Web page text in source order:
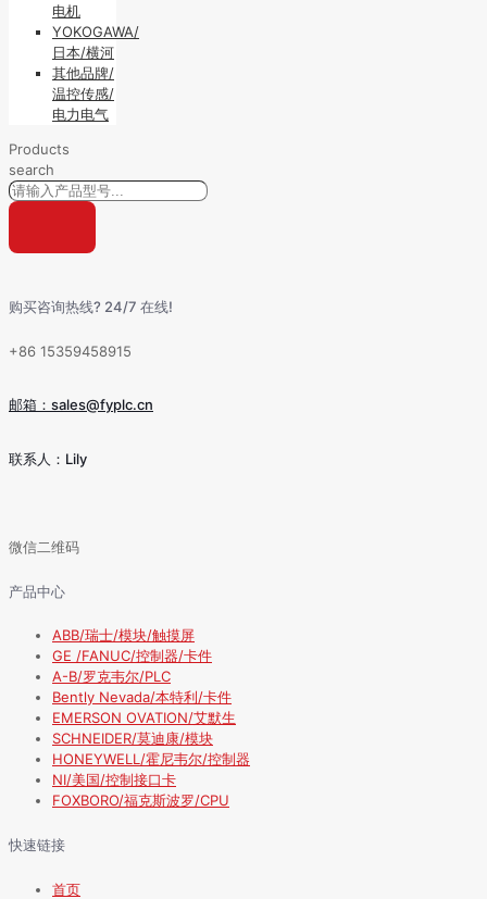
电机
YOKOGAWA/
日本/横河
其他品牌/
温控传感/
电力电气
Products
search
购买咨询热线? 24/7 在线!
+86 15359458915
邮箱：sales@fyplc.cn
联系人：Lily
微信二维码
产品中心
ABB/瑞士/模块/触摸屏
GE /FANUC/控制器/卡件
A-B/罗克韦尔/PLC
Bently Nevada/本特利/卡件
EMERSON OVATION/艾默生
SCHNEIDER/莫迪康/模块
HONEYWELL/霍尼韦尔/控制器
NI/美国/控制接口卡
FOXBORO/福克斯波罗/CPU
快速链接
首页